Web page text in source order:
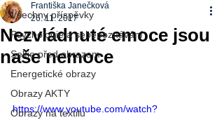
Všechny příspěvky
Psychologie a sebepoznávání
Selfie před obrazem
Energetické obrazy
Obrazy AKTY
Obrazy na textilu
Nezvládnuté emoce jsou
naše nemoce
Františka Janečková
26. 11. 2017
https://www.youtube.com/watch?